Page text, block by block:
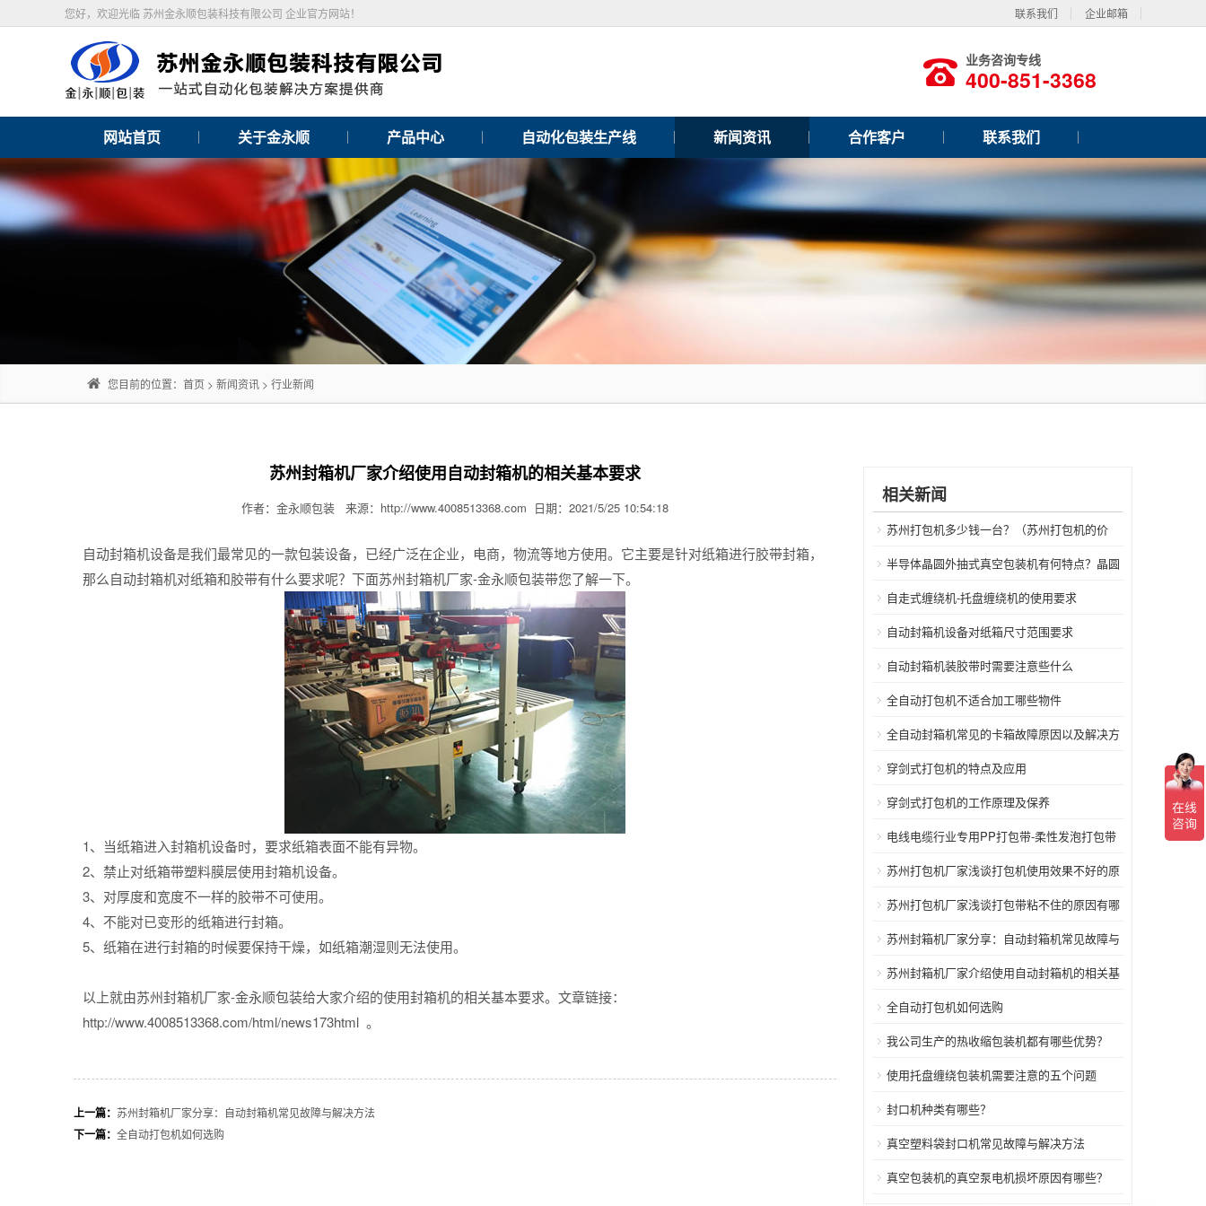
您好，欢迎光临 苏州金永顺包装科技有限公司 企业官方网站！ 联系我们 企业邮箱
业务咨询专线
400-851-3368
网站首页 关于金永顺 产品中心 自动化包装生产线 新闻资讯 合作客户 联系我们
您目前的位置： 首页 > 新闻资讯 > 行业新闻
苏州封箱机厂家介绍使用自动封箱机的相关基本要求
作者：金永顺包装 来源：http://www.4008513368.com 日期：2021/5/25 10:54:18
自动封箱机设备是我们最常见的一款包装设备，已经广泛在企业，电商，物流等地方使用。它主要是针对纸箱进行胶带封箱，
那么自动封箱机对纸箱和胶带有什么要求呢？下面苏州封箱机厂家-金永顺包装带您了解一下。
1、当纸箱进入封箱机设备时，要求纸箱表面不能有异物。
2、禁止对纸箱带塑料膜层使用封箱机设备。
3、对厚度和宽度不一样的胶带不可使用。
4、不能对已变形的纸箱进行封箱。
5、纸箱在进行封箱的时候要保持干燥，如纸箱潮湿则无法使用。
以上就由苏州封箱机厂家-金永顺包装给大家介绍的使用封箱机的相关基本要求。文章链接：
http://www.4008513368.com/html/news173html 。
上一篇： 苏州封箱机厂家分享：自动封箱机常见故障与解决方法
下一篇： 全自动打包机如何选购
相关新闻
苏州打包机多少钱一台？（苏州打包机的价
格）半导体晶圆外抽式真空包装机有何特点？晶圆
真空包装机的介绍
自走式缠绕机-托盘缠绕机的使用要求
自动封箱机设备对纸箱尺寸范围要求
自动封箱机装胶带时需要注意些什么
全自动打包机不适合加工哪些物件
全自动封箱机常见的卡箱故障原因以及解决方
法 穿剑式打包机的特点及应用
穿剑式打包机的工作原理及保养
电线电缆行业专用PP打包带-柔性发泡打包带
苏州打包机厂家浅谈打包机使用效果不好的原
因？苏州打包机厂家浅谈打包带粘不住的原因有哪
些？苏州封箱机厂家分享：自动封箱机常见故障与
解决方法
苏州封箱机厂家介绍使用自动封箱机的相关基
本要求
全自动打包机如何选购
我公司生产的热收缩包装机都有哪些优势？
使用托盘缠绕包装机需要注意的五个问题
封口机种类有哪些？
真空塑料袋封口机常见故障与解决方法
真空包装机的真空泵电机损坏原因有哪些？